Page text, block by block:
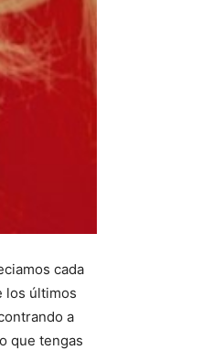
cada
los últimos
a
que tengas